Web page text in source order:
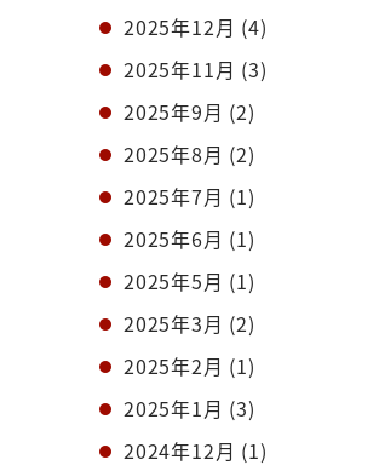
2025年12月 (4)
2025年11月 (3)
2025年9月 (2)
2025年8月 (2)
2025年7月 (1)
2025年6月 (1)
2025年5月 (1)
2025年3月 (2)
2025年2月 (1)
2025年1月 (3)
2024年12月 (1)